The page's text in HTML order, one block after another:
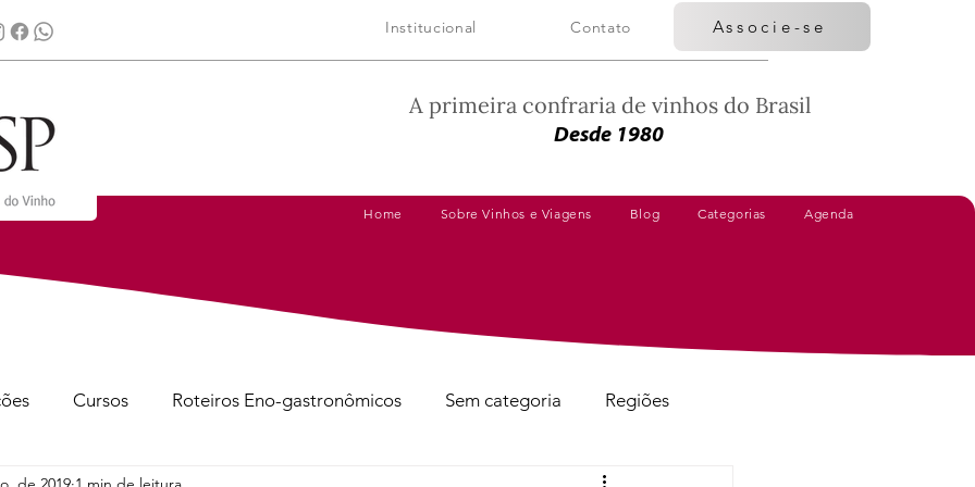
Institucional Contato Associe-se
A primeira confraria de vinhos do Brasil
Desde 1980
Home Sobre Vinhos e Viagens Blog Categorias Agenda
Cursos Roteiros Eno-gastronômicos Sem categoria Regiões